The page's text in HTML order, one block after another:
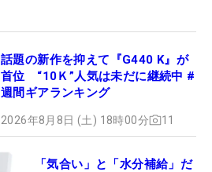
話題の新作を抑えて『G440 K』が
首位 “10Ｋ”人気は未だに継続中 #
週間ギアランキング
2026年8月8日 (土) 18時00分 11
「気合い」と「水分補給」だ